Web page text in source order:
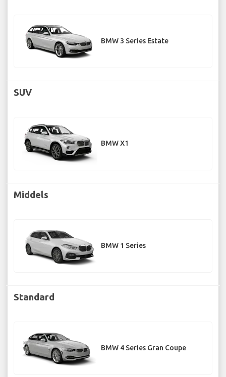
BMW 3 Series Estate
SUV
BMW X1
Middels
BMW 1 Series
Standard
BMW 4 Series Gran Coupe